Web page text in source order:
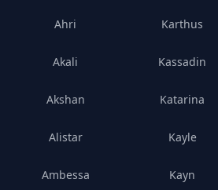
Ahri
Akali
Akshan
Alistar
Ambessa
Karthus
Kassadin
Katarina
Kayle
Kayn